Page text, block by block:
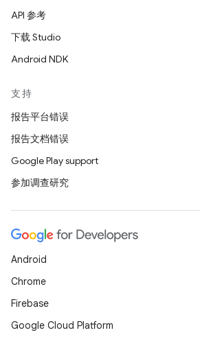
API 参考
下载 Studio
Android NDK
支持
报告平台错误
报告文档错误
Google Play support
参加调查研究
Android
Chrome
Firebase
Google Cloud Platform